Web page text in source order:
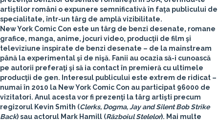
artiştilor români o expunere semnificativă în faţa publicului de
specialitate, într-un târg de amplă vizibilitate.
New York Comic Con este un târg de benzi desenate, romane
grafice, manga, anime, jocuri video, producţii de film şi
televiziune inspirate de benzi desenate – de la mainstream
până la experimental şi de nişă. Fanii au ocazia să-i cunoască
pe autorii preferaţi şi să ia contact în premieră cu ultimele
producţii de gen. Interesul publicului este extrem de ridicat –
numai în 2010 la New York Comic Con au participat 96000 de
vizitatori. Anul acesta vor fi prezenţi la târg artişti precum
regizorul Kevin Smith (Clerks, Dogma, Jay and Silent Bob Strike
Back) sau actorul Mark Hamill (Războiul Stelelor). Mai multe